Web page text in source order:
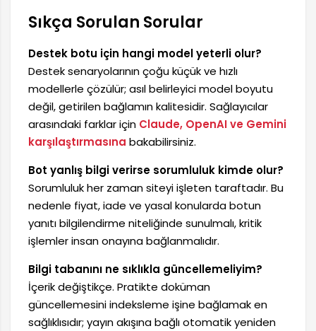
Sıkça Sorulan Sorular
Destek botu için hangi model yeterli olur?
Destek senaryolarının çoğu küçük ve hızlı
modellerle çözülür; asıl belirleyici model boyutu
değil, getirilen bağlamın kalitesidir. Sağlayıcılar
arasındaki farklar için Claude, OpenAI ve Gemini
karşılaştırmasına bakabilirsiniz.
Bot yanlış bilgi verirse sorumluluk kimde olur?
Sorumluluk her zaman siteyi işleten taraftadır. Bu
nedenle fiyat, iade ve yasal konularda botun
yanıtı bilgilendirme niteliğinde sunulmalı, kritik
işlemler insan onayına bağlanmalıdır.
Bilgi tabanını ne sıklıkla güncellemeliyim?
İçerik değiştikçe. Pratikte doküman
güncellemesini indeksleme işine bağlamak en
sağlıklısıdır; yayın akışına bağlı otomatik yeniden